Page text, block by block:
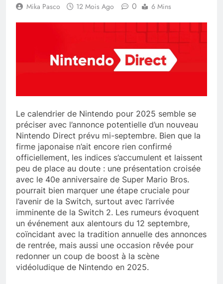
Mika Pasco 12 Mois Ago 0 6 Mins
Le calendrier de Nintendo pour 2025 semble se
préciser avec l’annonce potentielle d’un nouveau
Nintendo Direct prévu mi-septembre. Bien que la
firme japonaise n’ait encore rien confirmé
officiellement, les indices s’accumulent et laissent
peu de place au doute : une présentation croisée
avec le 40e anniversaire de Super Mario Bros.
pourrait bien marquer une étape cruciale pour
l’avenir de la Switch, surtout avec l’arrivée
imminente de la Switch 2. Les rumeurs évoquent
un événement aux alentours du 12 septembre,
coïncidant avec la tradition annuelle des annonces
de rentrée, mais aussi une occasion rêvée pour
redonner un coup de boost à la scène
vidéoludique de Nintendo en 2025.